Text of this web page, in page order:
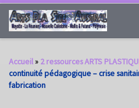
Passer au contenu
Accueil» 2 ressources ARTS
continuité pédagogique – crise
fabrication